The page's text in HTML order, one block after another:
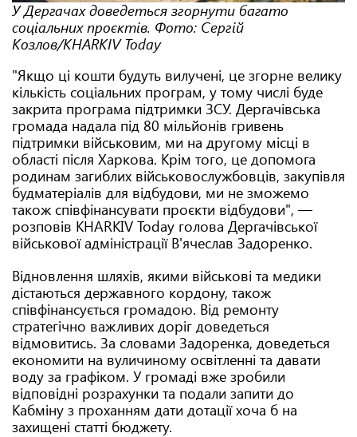
У Дергачах доведеться згорнути багато
соціальних проєктів. Фото: Сергій
Козлов/KHARKIV Today
"Якщо ці кошти будуть вилучені, це згорне велику
кількість соціальних програм, у тому числі буде
закрита програма підтримки ЗСУ. Дергачівська
громада надала під 80 мільйонів гривень
підтримки військовим, ми на другому місці в
області після Харкова. Крім того, це допомога
родинам загиблих військовослужбовців, закупівля
будматеріалів для відбудови, ми не зможемо
також співфінансувати проєкти відбудови", —
розповів KHARKIV Today голова Дергачівської
військової адміністрації В'ячеслав Задоренко.
Відновлення шляхів, якими військові та медики
дістаються державного кордону, також
співфінансується громадою. Від ремонту
стратегічно важливих доріг доведеться
відмовитись. За словами Задоренка, доведеться
економити на вуличиному освітленні та давати
воду за графіком. У громаді вже зробили
відповідні розрахунки та подали запити до
Кабміну з проханням дати дотації хоча б на
захищені статті бюджету.